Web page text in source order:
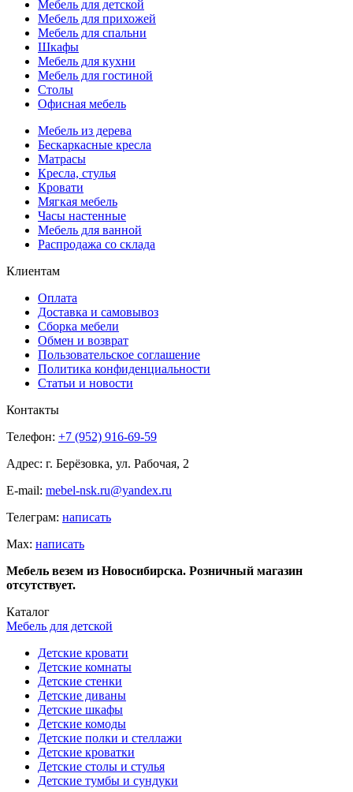
Мебель для детской
Мебель для прихожей
Мебель для спальни
Шкафы
Мебель для кухни
Мебель для гостиной
Столы
Офисная мебель
Мебель из дерева
Бескаркасные кресла
Матрасы
Кресла, стулья
Кровати
Мягкая мебель
Часы настенные
Мебель для ванной
Распродажа со склада
Клиентам
Оплата
Доставка и самовывоз
Сборка мебели
Обмен и возврат
Пользовательское соглашение
Политика конфиденциальности
Статьи и новости
Контакты
Телефон: +7 (952) 916-69-59
Адрес: г. Берёзовка, ул. Рабочая, 2
E-mail: mebel-nsk.ru@yandex.ru
Телеграм: написать
Мах: написать
Мебель везем из Новосибирска. Розничный магазин
отсутствует.
Каталог
Мебель для детской
Детские кровати
Детские комнаты
Детские стенки
Детские диваны
Детские шкафы
Детские комоды
Детские полки и стеллажи
Детские кроватки
Детские столы и стулья
Детские тумбы и сундуки